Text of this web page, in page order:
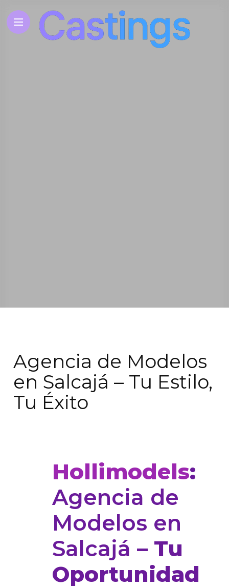
Agencia de Modelos
en Salcajá – Tu Estilo,
Tu Éxito
Hollimodels:
Agencia de
Modelos en
Salcajá – Tu
Oportunidad